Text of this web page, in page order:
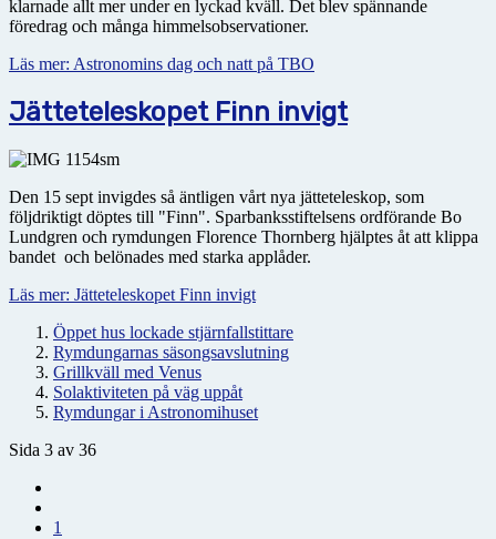
klarnade allt mer under en lyckad kväll. Det blev spännande
föredrag och många himmelsobservationer.
Läs mer: Astronomins dag och natt på TBO
Jätteteleskopet Finn invigt
Den 15 sept invigdes så äntligen vårt nya jätteteleskop, som
följdriktigt döptes till "Finn". Sparbanksstiftelsens ordförande Bo
Lundgren och rymdungen Florence Thornberg hjälptes åt att klippa
bandet och belönades med starka applåder.
Läs mer: Jätteteleskopet Finn invigt
Öppet hus lockade stjärnfallstittare
Rymdungarnas säsongsavslutning
Grillkväll med Venus
Solaktiviteten på väg uppåt
Rymdungar i Astronomihuset
Sida 3 av 36
1